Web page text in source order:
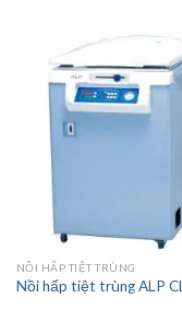
NỒI HẤP TIỆT TRÙNG
Nồi hấp tiệt trùng ALP